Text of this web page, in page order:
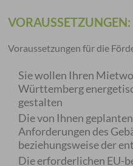
VORAUSSETZUNGEN:
Voraussetzungen für die
Sie wollen Ihren
Württemberg
gestalten
Die von Ihnen
Anforderungen des
beziehungsweise der
Die erforderlichen EU-